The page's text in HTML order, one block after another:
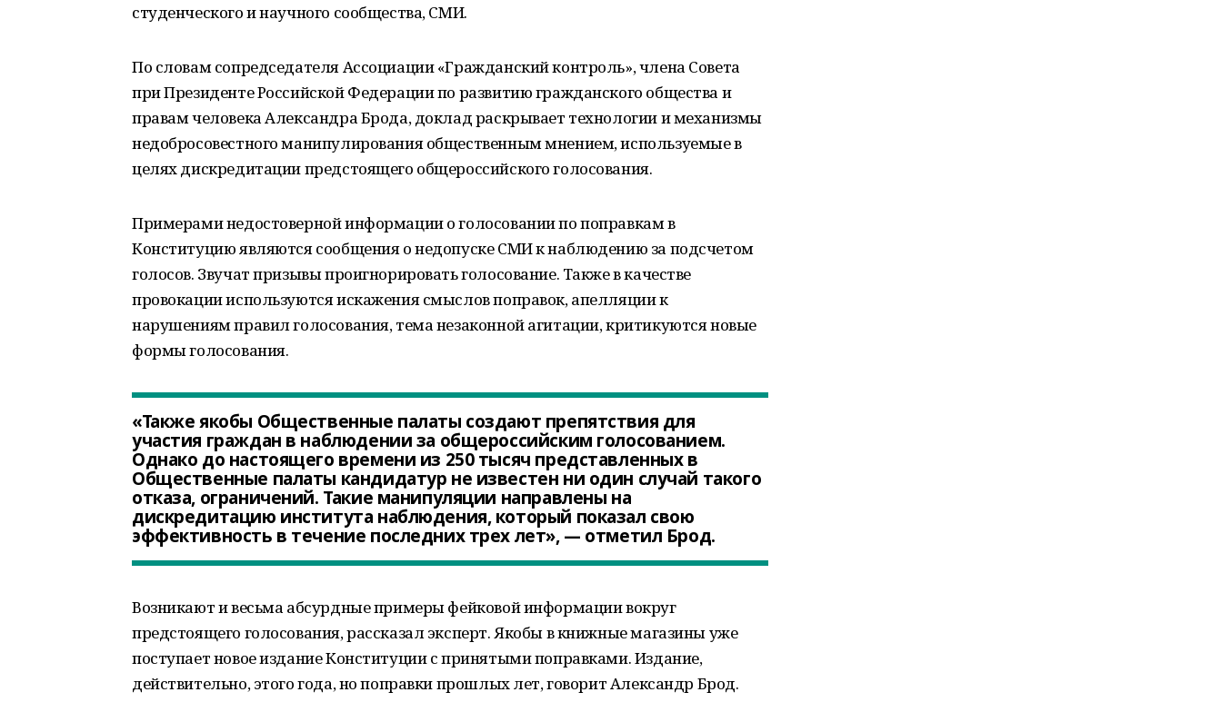
студенческого и научного сообщества, СМИ.
По словам сопредседателя Ассоциации «Гражданский контроль», члена Совета
при Президенте Российской Федерации по развитию гражданского общества и
правам человека Александра Брода, доклад раскрывает технологии и механизмы
недобросовестного манипулирования общественным мнением, используемые в
целях дискредитации предстоящего общероссийского голосования.
Примерами недостоверной информации о голосовании по поправкам в
Конституцию являются сообщения о недопуске СМИ к наблюдению за подсчетом
голосов. Звучат призывы проигнорировать голосование. Также в качестве
провокации используются искажения смыслов поправок, апелляции к
нарушениям правил голосования, тема незаконной агитации, критикуются новые
формы голосования.
«Также якобы Общественные палаты создают препятствия для
участия граждан в наблюдении за общероссийским голосованием.
Однако до настоящего времени из 250 тысяч представленных в
Общественные палаты кандидатур не известен ни один случай такого
отказа, ограничений. Такие манипуляции направлены на
дискредитацию института наблюдения, который показал свою
эффективность в течение последних трех лет», — отметил Брод.
Возникают и весьма абсурдные примеры фейковой информации вокруг
предстоящего голосования, рассказал эксперт. Якобы в книжные магазины уже
поступает новое издание Конституции с принятыми поправками. Издание,
действительно, этого года, но поправки прошлых лет, говорит Александр Брод.